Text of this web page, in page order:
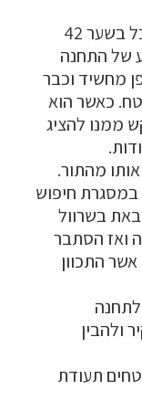
בתאריך ה- 2021.12.23 נכנס המחבל בשער 42
של התחנה
מחשיד וכבר
כאשר הוא
ממנו להציג
מהתור.
חיפוש
בשרוול
ואז הסתבר
התכוון
ולהבין
תעודת